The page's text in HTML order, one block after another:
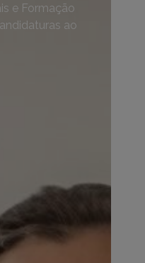
e Formação
ao